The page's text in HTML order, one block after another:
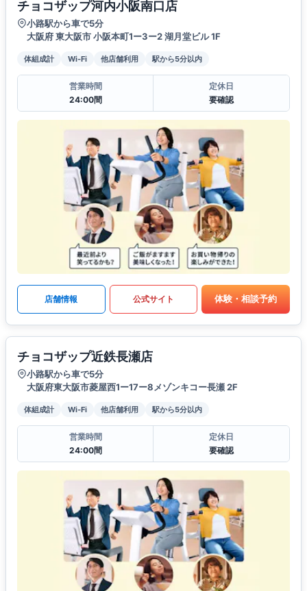
チョコザップ河内小阪南口店
小路駅から車で5分
大阪府 東大阪市 小阪本町1ー3ー2 湖月堂ビル 1F
体組成計 Wi-Fi 他店舗利用 駅から5分以内
営業時間
24:00間
定休日
要確認
店舗情報 公式サイト 体験・相談予約
チョコザップ近鉄長瀬店
小路駅から車で5分
大阪府東大阪市菱屋西1ー17ー8メゾンキコー長瀬 2F
体組成計 Wi-Fi 他店舗利用 駅から5分以内
営業時間
24:00間
定休日
要確認